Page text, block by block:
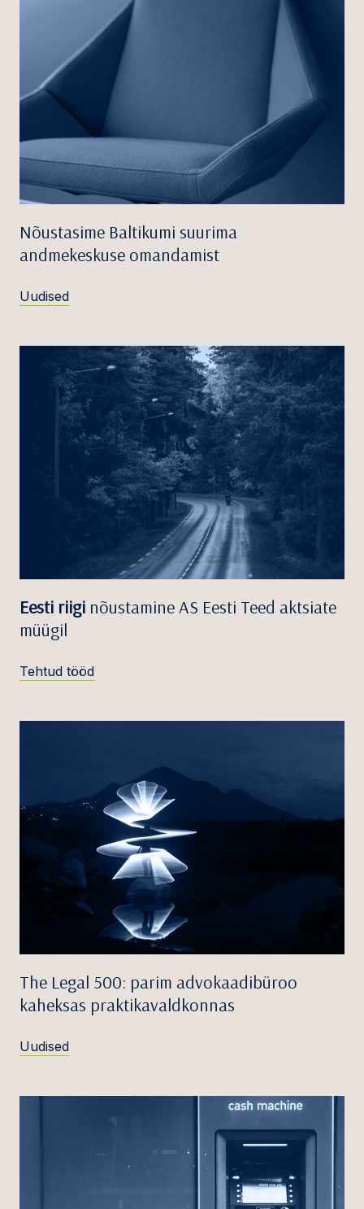
Nõustasime Baltikumi suurima
andmekeskuse omandamist
Uudised
Eesti riigi nõustamine AS Eesti Teed aktsiate
müügil
Tehtud tööd
The Legal 500: parim advokaadibüroo
kaheksas praktikavaldkonnas
Uudised